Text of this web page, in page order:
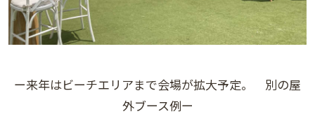
ー来年はビーチエリアまで会場が拡大予定。 別の屋
外ブース例ー